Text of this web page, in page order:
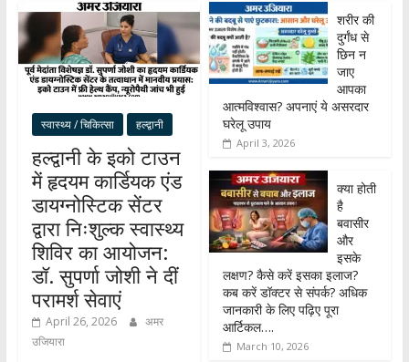
स्वास्थ्य / चिकित्सा हल्द्वानी
हल्द्वानी के इको टाउन
में हृदयम कार्डियक एंड
डायग्नोस्टिक सेंटर
द्वारा निःशुल्क स्वास्थ्य
शिविर का आयोजन:
डॉ. सुपर्णा जोशी ने दीं
परामर्श सेवाएं
April 26, 2026
अमर
उजियारा
शरीर की
दुर्गंध से
छिन न
जाए
आपका
आत्मविश्वास? अपनाएं ये असरदार
घरेलू उपाय
April 3, 2026
क्या होती
है
बवासीर
और
इसके
लक्षण? कैसे करें इसका इलाज?
कब करें डॉक्टर से संपर्क? अधिक
जानकारी के लिए पढ़िए पूरा
आर्टिकल….
March 10, 2026